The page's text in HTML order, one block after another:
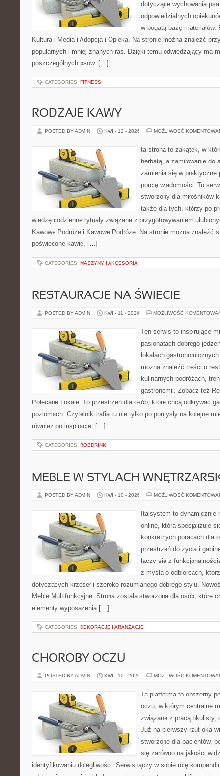
dotyczące wychowania
odpowiedzialnych
w bogatą bazę
Kultura i Media i Adopcja i Opieka. Na stronie można znaleźć
popularnych i mniej znanych ras. Dzięki temu odwiedzający ma
poszczególnych psów. […]
CATEGORIES: FITNESS
RODZAJE KAWY
POSTED BY ADMIN KWI - 12 - 2026 MOŻLIWOŚĆ
ta strona to zakątek, w
herbatą, a zamiłowanie do
zamienia się w praktyczne
porcję wiadomości. To
stworzony dla miłośników
także dla tych, którzy po
wiedzę codzienne rytuały związane z przygotowywaniem
Kawowe Podróże i Kawowe Podróże. Na stronie można znaleźć
poświęcone kawie, […]
CATEGORIES: MASZYNY I AKCESORIA
RESTAURACJE NA ŚWIECIE
POSTED BY ADMIN KWI - 11 - 2026 MOŻLIWOŚĆ
Ten serwis to inspirujące
pasjonatach dobrego
lokalach
można znaleźć treści o
kulinarnych podróżach,
gastronomii. Zobacz też
Polecane Lokale. To przestrzeń dla osób, które chcą odkrywać
poziomach. Czytelnik trafia tu nie tylko po pomysły na kolejne
również po inspiracje, […]
CATEGORIES: ROBDRINKI
MEBLE W STYLACH
POSTED BY ADMIN KWI - 10 - 2026 MOŻLIWOŚĆ
Italsystem to dynamicznie
online, która specjalizuje
konkretnych poradach dla
przestrzeń do życia i
łączy się z
z myślą o odbiorcach,
dotyczących krzeseł i szeroko rozumianego dobrego stylu.
Meble Multifunkcyjne. Strona została stworzona dla osób, które
elementy wyposażenia […]
CATEGORIES: DEKORACJE I ARANŻACJE
CHOROBY OCZU
POSTED BY ADMIN KWI - 10 - 2026 MOŻLIWOŚĆ
Ta platforma to obszerny
oczu, w którym centralne
związane z pracą okulisty,
Już na pierwszy rzut oka
stworzone dla pacjentów,
się zarówno na jakości
identyfikowaniu dolegliwości. Serwis łączy w sobie rolę